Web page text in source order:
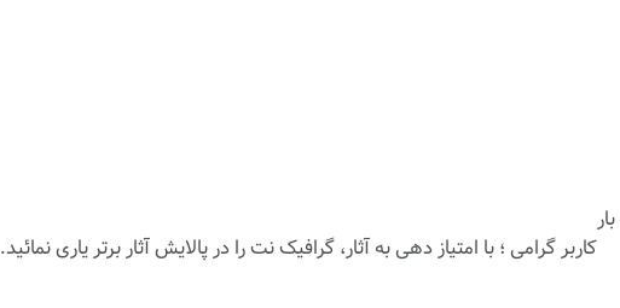
کاربر گرامی ؛ با امتیاز دهیبه آثار، گرافیک نت را در پالایش آثار برتر یاری نمائید.